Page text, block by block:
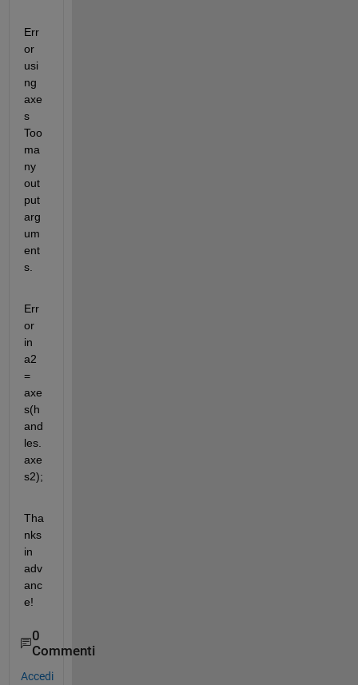
Err
or
usi
ng
axe
s
Too
ma
ny
out
put
arg
um
ent
s.
Err
or
in
a2
=
axe
s(h
and
les.
axe
s2);
Tha
nks
in
adv
anc
e!
0
Commenti
Accedi